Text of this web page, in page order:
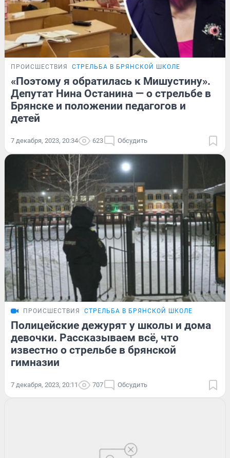
ПРОИСШЕСТВИЯ СТРЕЛЬБА В БРЯНСКОЙ ШКОЛЕ
«Поэтому я обратилась к Мишустину».
Депутат Нина Останина — о стрельбе в
Брянске и положении педагогов и
детей
7 декабря, 2023, 20:34 623 Обсудить
ПРОИСШЕСТВИЯ СТРЕЛЬБА В БРЯНСКОЙ ШКОЛЕ
Полицейские дежурят у школы и дома
девочки. Рассказываем всё, что
известно о стрельбе в брянской
гимназии
7 декабря, 2023, 20:11 707 Обсудить